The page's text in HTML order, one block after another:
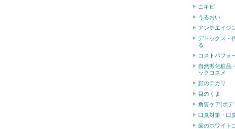
ニキビ
うるおい
アンチエイジ
デトックス・
る
コストパフォ
自然派化粧品
ックコスメ
顔のテカリ
目のくま
角質ケア(ボデ
口臭対策・口
歯のホワイト